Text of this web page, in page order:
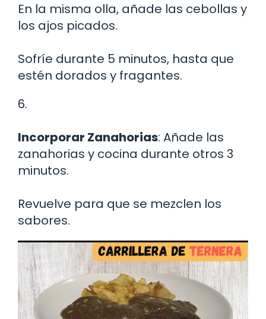
En la misma olla, añade las cebollas y
los ajos picados.
Sofríe durante 5 minutos, hasta que
estén dorados y fragantes.
6.
Incorporar Zanahorias: Añade las
zanahorias y cocina durante otros 3
minutos.
Revuelve para que se mezclen los
sabores.